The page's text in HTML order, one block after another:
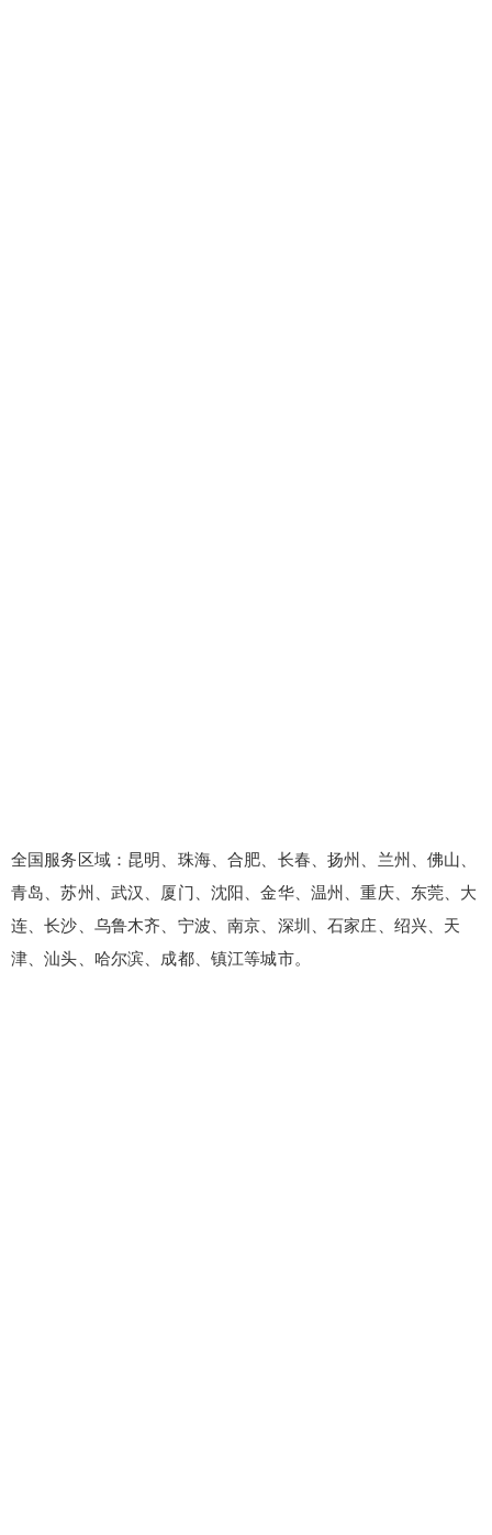
全国服务区域：昆明、珠海、合肥、长春、扬州、兰州、佛山、
青岛、苏州、武汉、厦门、沈阳、金华、温州、重庆、东莞、大
连、长沙、乌鲁木齐、宁波、南京、深圳、石家庄、绍兴、天
津、汕头、哈尔滨、成都、镇江等城市。